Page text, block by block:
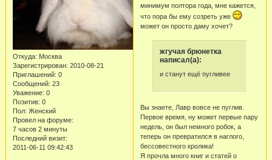
Откуда: Москва
Зарегистрирован: 2010-08-21
Приглашений: 0
Сообщений: 23
Уважение: 0
Позитив: 0
Пол: Женский
Провел на форуме:
7 часов 2 минуты
Последний визит:
2011-06-11 09:42:43
минимум полтора года, мне кажется,
что пора бы ему созреть уже
может он просто даму хочет?
жгучая брюнетка
написал(а):
и станут ещё пугливее
Вы знаете, Лавр вовсе не пуглив.
Первое время, ну может первые пару
недель, он был немного робок, а
теперь он превратился в наглого,
бессовестного кролика!
Я прочла много книг и статей о